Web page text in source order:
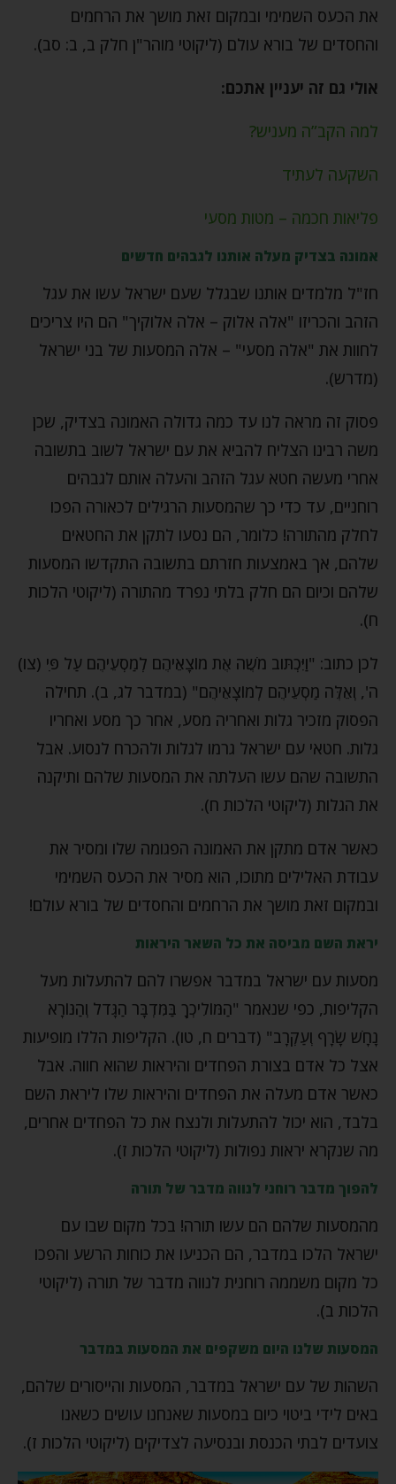
את הכעס השמימי ובמקום זאת מושך את הרחמים
והחסדים של בורא עולם (ליקוטי מוהר"ן חלק ב, ב: סב).
אולי גם זה יעניין אתכם:
למה הקב”ה מעניש?
השקעה לעתיד
פליאות חכמה – מטות מסעי
אמונה בצדיק מעלה אותנו לגבהים חדשים
חז"ל מלמדים אותנו שבגלל שעם ישראל עשו את עגל
הזהב והכריזו "אלה אלוק – אלה אלוקיך" הם היו צריכים
לחוות את "אלה מסעי" – אלה המסעות של בני ישראל
(מדרש).
פסוק זה מראה לנו עד כמה גדולה האמונה בצדיק, שכן
משה רבינו הצליח להביא את עם ישראל לשוב בתשובה
אחרי מעשה חטא עגל הזהב והעלה אותם לגבהים
רוחניים, עד כדי כך שהמסעות הרגילים לכאורה הפכו
לחלק מהתורה! כלומר, הם נסעו לתקן את החטאים
שלהם, אך באמצעות חזרתם בתשובה התקדשו המסעות
שלהם וכיום הם חלק בלתי נפרד מהתורה (ליקוטי הלכות
ח).
לכן כתוב: "וַיִּכְתּוב מֹשֶׁה אֶת מוֹצָאֵיהֶם לְמַסְעֵיהֶם עַל פִּי (צו)
ה', וְאֵלֶּה מַסְעֵיהֶם לְמוֹצָאֵיהֶם" (במדבר לג, ב). תחילה
הפסוק מזכיר גלות ואחריה מסע, אחר כך מסע ואחריו
גלות. חטאי עם ישראל גרמו לגלות ולהכרח לנסוע. אבל
התשובה שהם עשו העלתה את המסעות שלהם ותיקנה
את הגלות (ליקוטי הלכות ח).
כאשר אדם מתקן את האמונה הפגומה שלו ומסיר את
עבודת האלילים מתוכו, הוא מסיר את הכעס השמימי
ובמקום זאת מושך את הרחמים והחסדים של בורא עולם!
יראת השם מביסה את כל השאר היראות
מסעות עם ישראל במדבר אפשרו להם להתעלות מעל
הקליפות, כפי שנאמר "הַמּוֹלִיכְךָ בַּמִּדְבָּר הַגָּדֹל וְהַנּוֹרָא
נָחָשׁ שָׂרָף וְעַקְרָב" (דברים ח, טו). הקליפות הללו מופיעות
אצל כל אדם בצורת הפחדים והיראות שהוא חווה. אבל
כאשר אדם מעלה את הפחדים והיראות שלו ליראת השם
בלבד, הוא יכול להתעלות ולנצח את כל הפחדים אחרים,
מה שנקרא יראות נפולות (ליקוטי הלכות ז).
להפוך מדבר רוחני לנווה מדבר של תורה
מהמסעות שלהם הם עשו תורה! בכל מקום שבו עם
ישראל הלכו במדבר, הם הכניעו את כוחות הרשע והפכו
כל מקום משממה רוחנית לנווה מדבר של תורה (ליקוטי
הלכות ב).
המסעות שלנו היום משקפים את המסעות במדבר
השהות של עם ישראל במדבר, המסעות והייסורים שלהם,
באים לידי ביטוי כיום במסעות שאנחנו עושים כשאנו
צועדים לבתי הכנסת ובנסיעה לצדיקים (ליקוטי הלכות ז).